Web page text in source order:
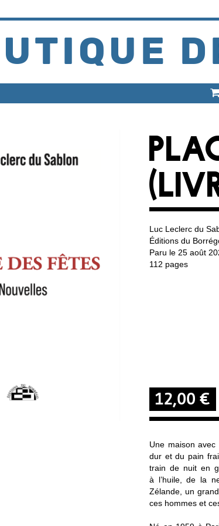
Luc Leclerc du
Éditions du
Paru le 25 août
112 pages
12,00 €
Une maison
dur et du pain
train de nuit en
à l’huile, de la
Zélande, un
ces hommes et